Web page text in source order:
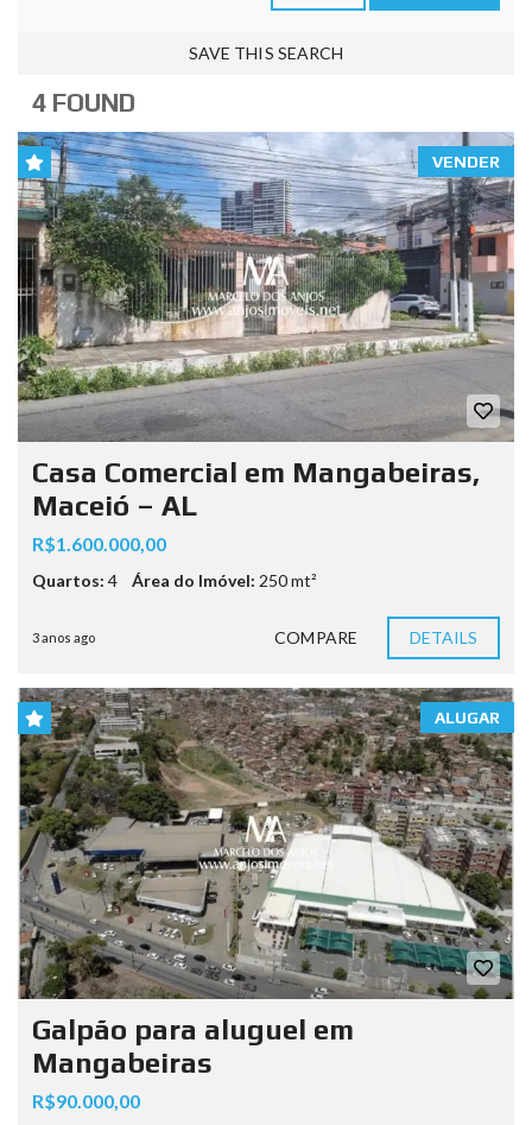
SAVE THIS SEARCH
4 FOUND
VENDER
Casa Comercial em Mangabeiras,
Maceió – AL
R$1.600.000,00
Quartos: 4 Área do Imóvel: 250 mt²
3 anos ago COMPARE DETAILS
ALUGAR
Galpão para aluguel em
Mangabeiras
R$90.000,00